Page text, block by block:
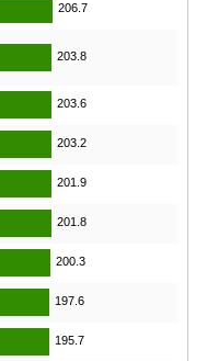
206.7
203.8
203.6
203.2
201.9
201.8
200.3
197.6
195.7